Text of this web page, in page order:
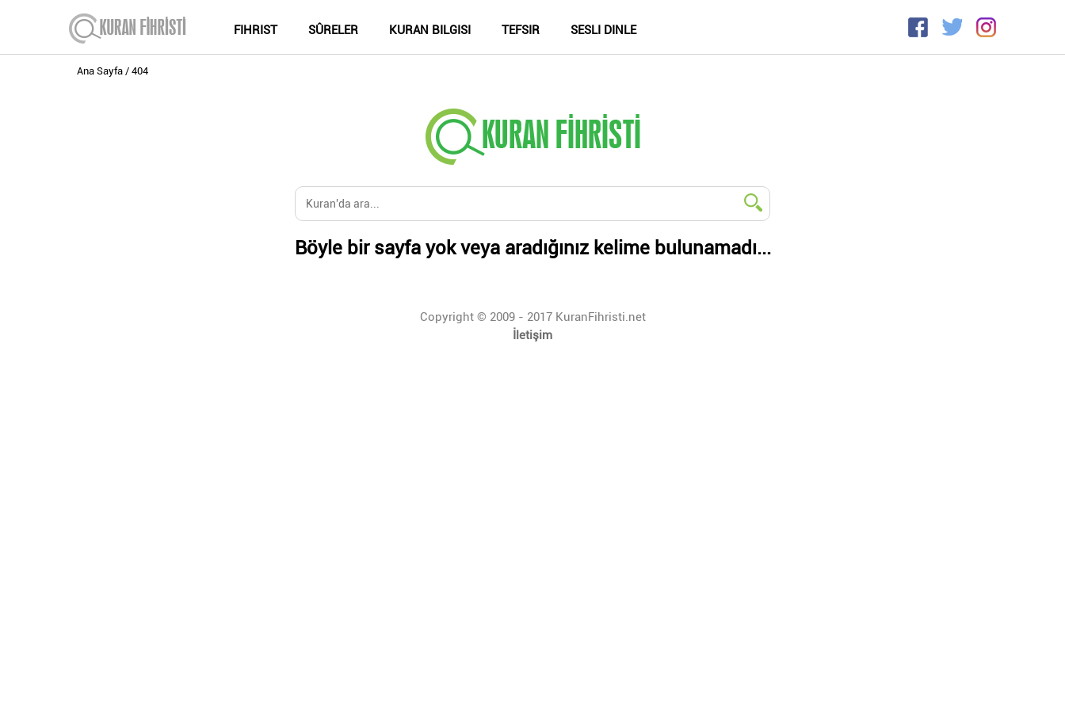
FIHRIST SÛRELER KURAN BILGISI TEFSIR SESLI DINLE
Ana Sayfa 404
Böyle bir sayfa yok veya aradığınız kelime bulunamadı...
Copyright © 2009 - 2017 KuranFihristi.net
İletişim